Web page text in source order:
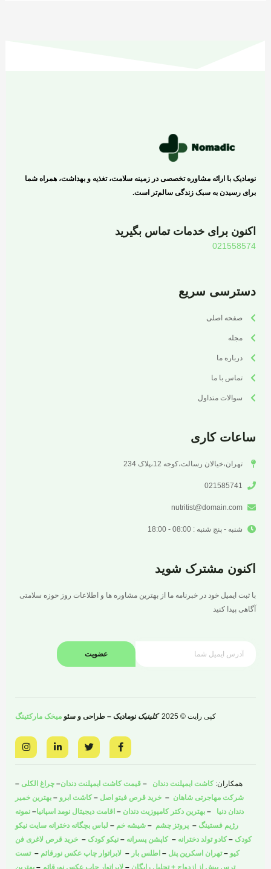
نومادیک با ارائه مشاوره تخصصی در زمینه سلامت، تغذیه و بهداشت، همراه شما
برای رسیدن به سبک زندگی سالم‌تر است.
اکنون برای خدمات تماس بگیرید
021558574
دسترسی سریع
صفحه اصلی
مجله
درباره ما
تماس با ما
سوالات متداول
ساعات کاری
تهران،خیالان رسالت،کوجه 12،پلاک 234
021585741
nutritist@domain.com
شنبه - پنج شنبه : 08:00 - 18:00
اکنون مشترک شوید
با ثبت ایمیل خود در خبرنامه ما از بهترین مشاوره ها و اطلاعات روز حوزه سلامتی
آگاهی پیدا کنید
عضویت
کپی رایت © 2025 کلینیک نومادیک – طراحی و سئو میخک مارکتینگ
F
a
c
o
o
k
-
w
i
e
r
L
i
n
d
-
n
I
n
s
g
r
a
m
همکاران: کاشت ایمپلنت دندان – قیمت کاشت ایمپلنت دندان– چراغ الکلی –
شرکت مهاجرتی شاهان – خرید قرص فیتو اصل –کاشت ابرو – بهترین خمیر
دندان دنیا – بهترین دکتر کامپوزیت دندان – اقامت دیجیتال نومد اسپانیا– نمونه
رژیم فستینگ – پروتز چشم – شیشه خم – لباس بچگانه دخترانه سایت نیکو
کودک –کادو تولد دخترانه –کاپشن پسرانه – نیکو کودک – خرید قرص لاغری فن
کیو –تهران اسکرین پنل – اطلس بار – لابراتوار چاپ عکس نورقائم –تست
ترس پیش از ازدواج + تحلیل رایگان – لابراتوار چاپ عکس نورقائم – بهترین